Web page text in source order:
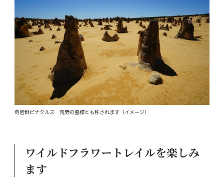
奇岩群ピナクルズ 荒野の墓標とも称されます（イメージ）
ワイルドフラワートレイルを楽しみ
ます